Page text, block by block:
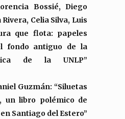
Bossié, Diego
Celia Silva, Luis
que flota: papeles
fondo antiguo de la
de la UNLP”
Guzmán: “Siluetas
un libro polémico de
Santiago del Estero”